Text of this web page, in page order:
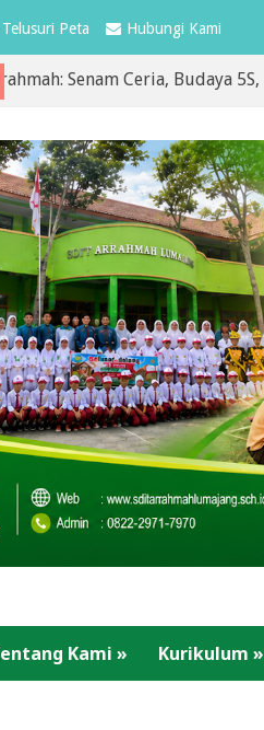
Telusuri Peta Hubungi Kami
Ceria, Budaya 5S, dan
Kami » Kurikulum »